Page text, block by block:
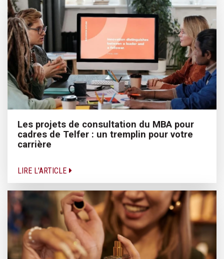
Les projets de consultation du MBA pour
cadres de Telfer : un tremplin pour votre
carrière
LIRE L'ARTICLE